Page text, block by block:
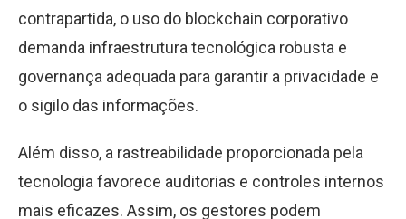
contrapartida, o uso do blockchain corporativo
demanda infraestrutura tecnológica robusta e
governança adequada para garantir a privacidade e
o sigilo das informações.
Além disso, a rastreabilidade proporcionada pela
tecnologia favorece auditorias e controles internos
mais eficazes. Assim, os gestores podem